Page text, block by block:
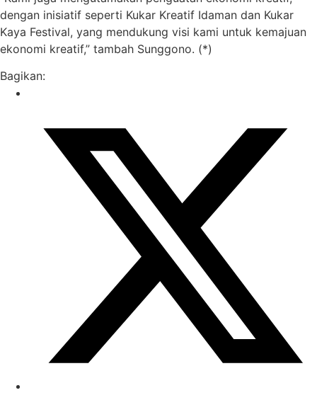
dengan inisiatif seperti Kukar Kreatif Idaman dan Kukar
Kaya Festival, yang mendukung visi kami untuk kemajuan
ekonomi kreatif,” tambah Sunggono. (*)
Bagikan: